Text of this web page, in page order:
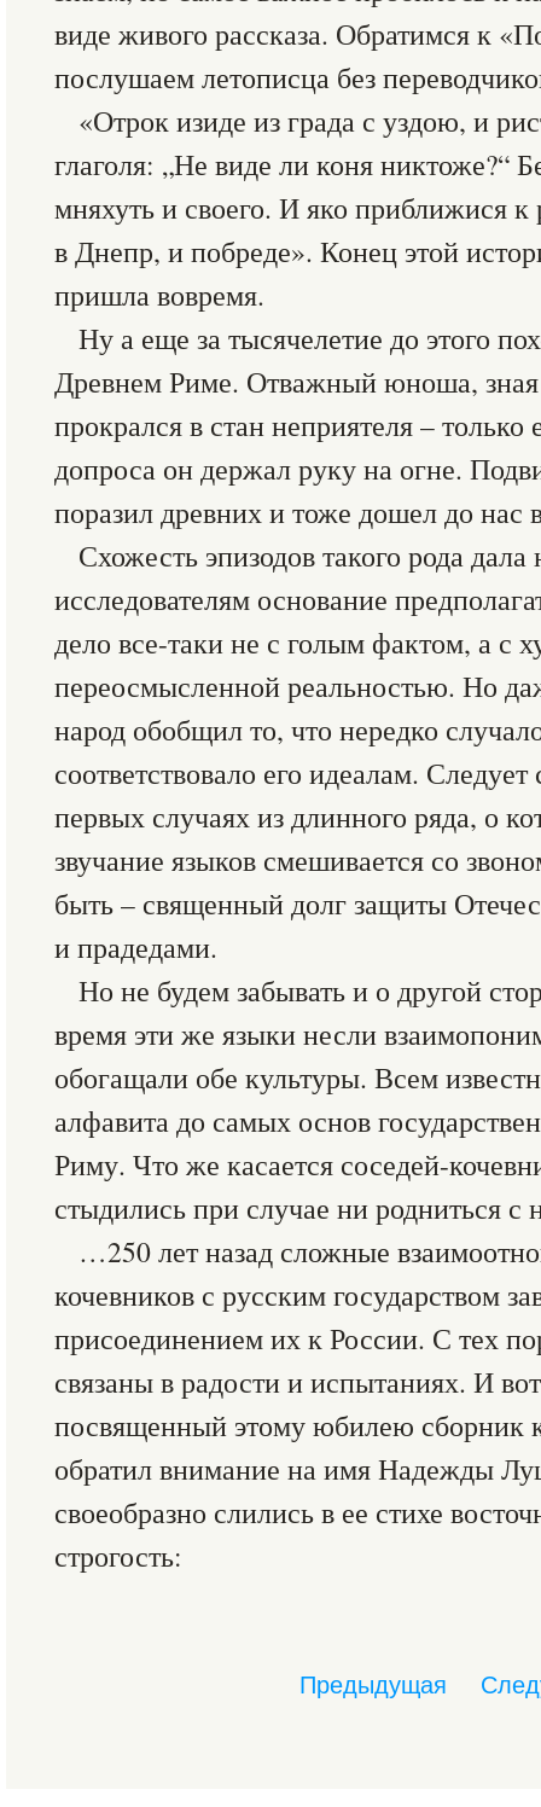
виде живого рассказа. Обратимся к
послушаем летописца без
«Отрок изиде из града с уздою, и
глаголя: „Не виде ли коня никтоже?“
мняхуть и своего. И яко приближися к
в Днепр, и побреде». Конец этой
пришла вовремя.
Ну а еще за тысячелетие до этого
Древнем Риме. Отважный юноша, зная
прокрался в стан неприятеля – только
допроса он держал руку на огне.
поразил древних и тоже дошел до нас
Схожесть эпизодов такого рода
исследователям основание
дело все-таки не с голым фактом, а с
переосмысленной реальностью. Но
народ обобщил то, что нередко
соответствовало его идеалам. Следует
первых случаях из длинного ряда, о
звучание языков смешивается со
быть – священный долг защиты
и прадедами.
Но не будем забывать и о другой
время эти же языки несли
обогащали обе культуры. Всем
алфавита до самых основ
Риму. Что же касается соседей-
стыдились при случае ни родниться
…250 лет назад сложные
кочевников с русским государством
присоединением их к России. С тех
связаны в радости и испытаниях. И
посвященный этому юбилею сборник
обратил внимание на имя Надежды
своеобразно слились в ее стихе
строгость:
Предыдущая